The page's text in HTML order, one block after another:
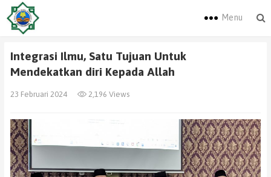
Menu
Integrasi Ilmu, Satu Tujuan Untuk
Mendekatkan diri Kepada Allah
23 Februari 2024 2,196 Views